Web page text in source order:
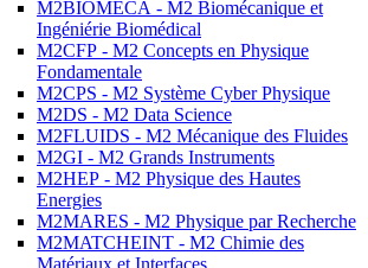
M2BIOMECA - M2 Biomécanique et
Ingéniérie Biomédical
M2CFP - M2 Concepts en Physique
Fondamentale
M2CPS - M2 Système Cyber Physique
M2DS - M2 Data Science
M2FLUIDS - M2 Mécanique des Fluides
M2GI - M2 Grands Instruments
M2HEP - M2 Physique des Hautes
Energies
M2MARES - M2 Physique par Recherche
M2MATCHEINT - M2 Chimie des
Matériaux et Interfaces